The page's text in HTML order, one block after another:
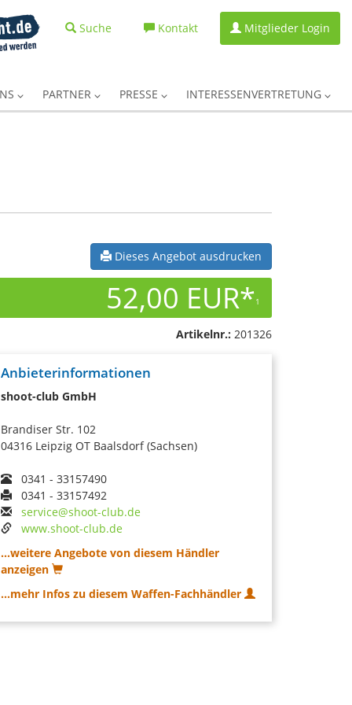
Suche Kontakt Mitglieder Login
PARTNER PRESSE INTERESSENVERTRETUNG
Dieses Angebot ausdrucken
52,00 EUR*1
Artikelnr.: 201326
Anbieterinformationen
shoot-club GmbH
Brandiser Str. 102
04316 Leipzig OT Baalsdorf (Sachsen)
0341 - 33157490
0341 - 33157492
service@shoot-club.de
www.shoot-club.de
...weitere Angebote von diesem Händler
anzeigen
...mehr Infos zu diesem Waffen-Fachhändler